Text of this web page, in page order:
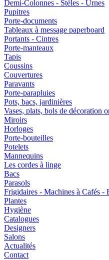
Demi-Colonnes - Stèles - Urnes
Pupitres
Porte-documents
Tableaux à message paperboard
Portants - Cintres
Porte-manteaux
Tapis
Coussins
Couvertures
Paravants
Porte-parapluies
Pots, bacs, jardinières
Vases, plats, bols de décoration
Miroirs
Horloges
Porte-bouteilles
Potelets
Mannequins
Les cordes à linge
Bacs
Parasols
Frigidaires - Machines à Cafés -
Plantes
Hygiène
Catalogues
Designers
Salons
Actualités
Contact